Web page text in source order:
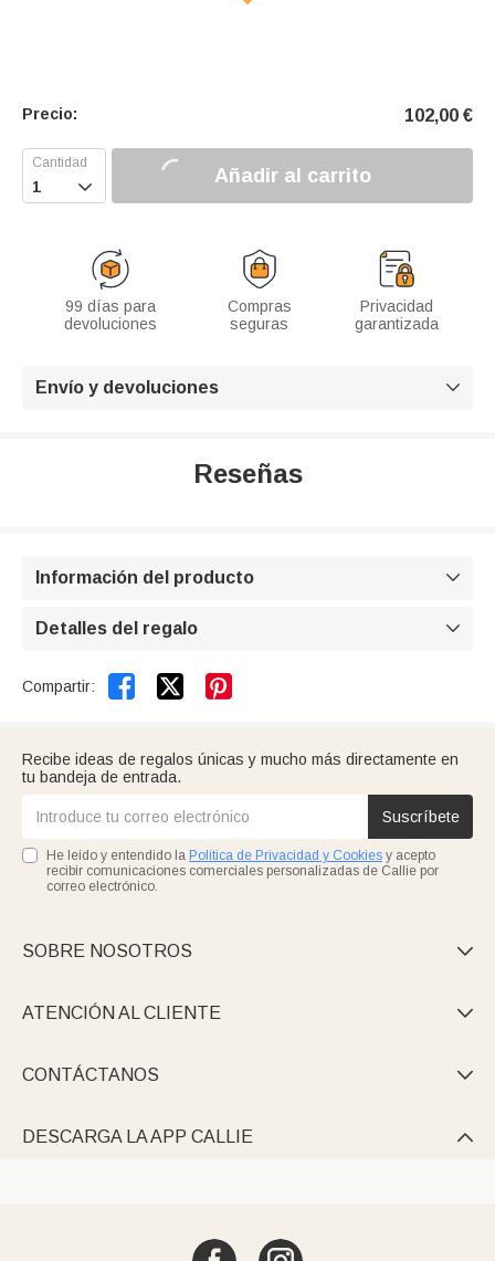
Precio: 102,00 €
 Añadir al carrito
99 días para
devoluciones
Compras
seguras
Privacidad
garantizada
Envío y devoluciones 
Reseñas
Información del producto 
Detalles del regalo 
Compartir:  
Recibe ideas de regalos únicas y mucho más directamente en
tu bandeja de entrada.
Suscríbete
He leído y entendido la Política de Privacidad y Cookies y acepto
recibir comunicaciones comerciales personalizadas de Callie por
correo electrónico.
SOBRE NOSOTROS 
ATENCIÓN AL CLIENTE 
CONTÁCTANOS 
DESCARGA LA APP CALLIE 